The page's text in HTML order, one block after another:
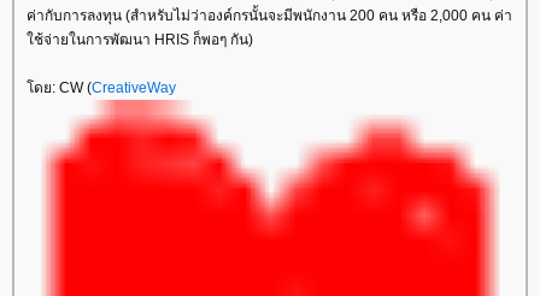
ค่ากับการลงทุน (สำหรับไม่ว่าองค์กรนั้นจะมีพนักงาน 200 คน หรือ 2,000 คน ค่า
ช้จ่ายในการพัฒนา HRIS ก็พอๆ กัน)
ดย: CW (CreativeWay